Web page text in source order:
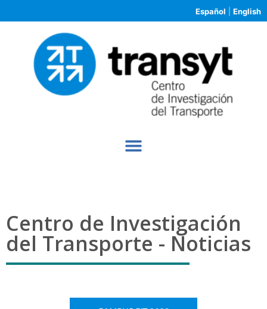
Español English
Centro de Investigación
del Transporte - Noticias